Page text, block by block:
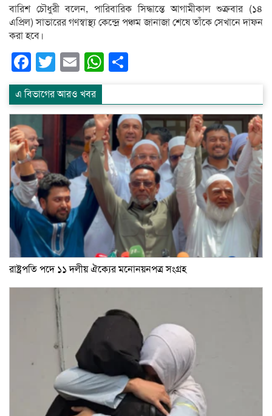
বারিশ চৌধুরী বলেন, পারিবারিক সিদ্ধান্তে আগামীকাল শুক্রবার (১৪
এপ্রিল) সাভা‌রের গণস্বা‌স্থ্য কেন্দ্রে পঞ্চম জানাজা শে‌ষে তাঁকে সেখা‌নে দাফন
করা হ‌বে।
Facebook
Twitter
EmailWhatsApp
এ বিভাগের আরও খবর
রাষ্ট্রপতি পদে ১১ দলীয় ঐক্যের মনোনয়নপত্র সংগ্রহ